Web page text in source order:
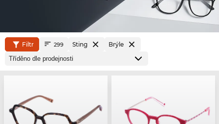
Filtr 299 Sting Brýle